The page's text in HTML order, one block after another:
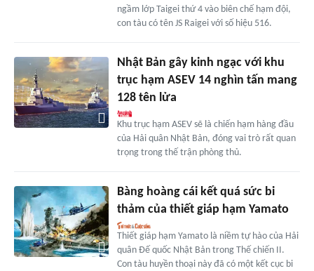
ngầm lớp Taigei thứ 4 vào biên chế hạm đội,
con tàu có tên JS Raigei với số hiệu 516.
Nhật Bản gây kinh ngạc với khu
trục hạm ASEV 14 nghìn tấn mang
128 tên lửa
Khu trục hạm ASEV sẽ là chiến hạm hàng đầu
của Hải quân Nhật Bản, đóng vai trò rất quan
trọng trong thế trận phòng thủ.
Bàng hoàng cái kết quá sức bi
thảm của thiết giáp hạm Yamato
Thiết giáp hạm Yamato là niềm tự hào của Hải
quân Đế quốc Nhật Bản trong Thế chiến II.
Con tàu huyền thoại này đã có một kết cục bi